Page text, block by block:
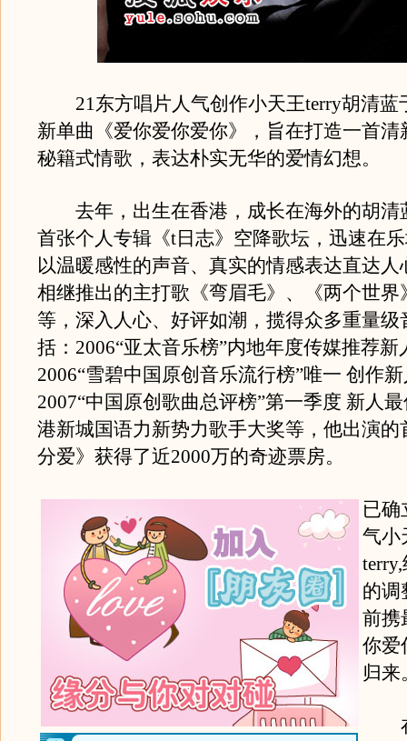
21东方唱片人气创作小天王terry胡清蓝
新单曲《爱你爱你爱你》，旨在打造一首清
秘籍式情歌，表达朴实无华的爱情幻想。
去年，出生在香港，成长在海外的胡清
首张个人专辑《t日志》空降歌坛，迅速在
以温暖感性的声音、真实的情感表达直达人
相继推出的主打歌《弯眉毛》、《两个世界
等，深入人心、好评如潮，揽得众多重量级
括：2006“亚太音乐榜”内地年度传媒推荐新
2006“雪碧中国原创音乐流行榜”唯一 创作
2007“中国原创歌曲总评榜”第一季度 新人
港新城国语力新势力歌手大奖等，他出演的
分爱》获得了近2000万的奇迹票房。
已确
气小
的调
前携
你爱
归来
在